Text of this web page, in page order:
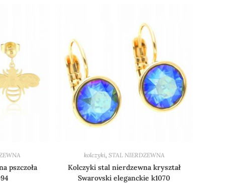
pszczoła
kolczyki STAL NIERDZEWNA
Kolczyki stal nierdzewna kryształ
Swarovski eleganckie k1070